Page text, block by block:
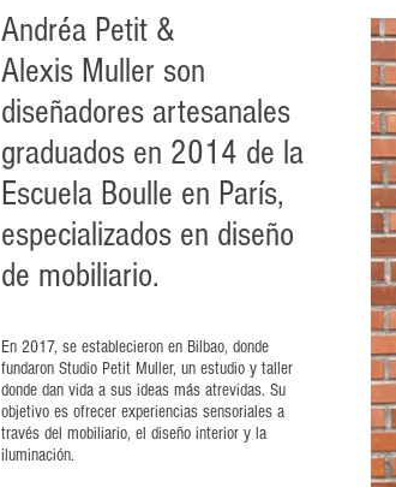
Andréa Petit &
Alexis Muller son
diseñadores artesanales
graduados en 2014 de la
Escuela Boulle en París,
especializados en diseño
de mobiliario.
En 2017, se establecieron en Bilbao, donde
fundaron Studio Petit Muller, un estudio y taller
donde dan vida a sus ideas más atrevidas. Su
objetivo es ofrecer experiencias sensoriales a
través del mobiliario, el diseño interior y la
iluminación.